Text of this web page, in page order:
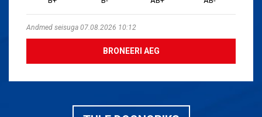
Andmed seisuga 07.08.2026 10:12
BRONEERI AEG